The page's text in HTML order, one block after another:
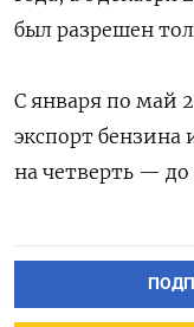
был разрешен
С января по май
экспорт бензина
на четверть — до